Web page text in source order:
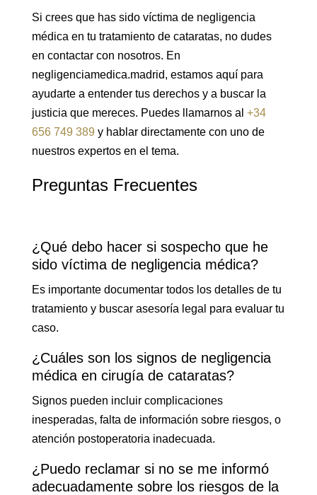
Si crees que has sido víctima de negligencia
médica en tu tratamiento de cataratas, no dudes
en contactar con nosotros. En
negligenciamedica.madrid, estamos aquí para
ayudarte a entender tus derechos y a buscar la
justicia que mereces. Puedes llamarnos al +34
656 749 389 y hablar directamente con uno de
nuestros expertos en el tema.
Preguntas Frecuentes
¿Qué debo hacer si sospecho que he
sido víctima de negligencia médica?
Es importante documentar todos los detalles de tu
tratamiento y buscar asesoría legal para evaluar tu
caso.
¿Cuáles son los signos de negligencia
médica en cirugía de cataratas?
Signos pueden incluir complicaciones
inesperadas, falta de información sobre riesgos, o
atención postoperatoria inadecuada.
¿Puedo reclamar si no se me informó
adecuadamente sobre los riesgos de la